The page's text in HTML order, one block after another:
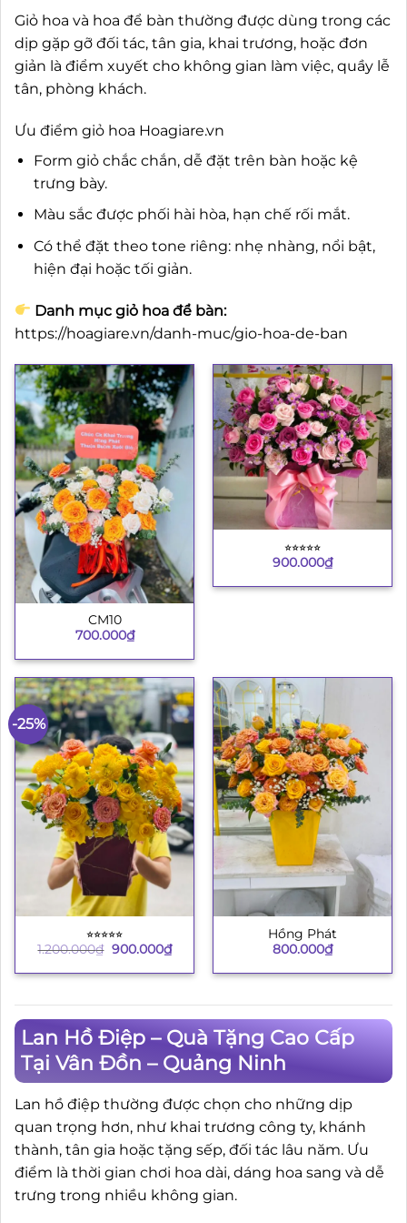
Giỏ hoa và hoa để bàn thường được dùng trong các
dịp gặp gỡ đối tác, tân gia, khai trương, hoặc đơn
giản là điểm xuyết cho không gian làm việc, quầy lễ
tân, phòng khách.
Ưu điểm giỏ hoa Hoagiare.vn
Form giỏ chắc chắn, dễ đặt trên bàn hoặc kệ
trưng bày.
Màu sắc được phối hài hòa, hạn chế rối mắt.
Có thể đặt theo tone riêng: nhẹ nhàng, nổi bật,
hiện đại hoặc tối giản.
Danh mục giỏ hoa để bàn:
https://hoagiare.vn/danh-muc/gio-hoa-de-ban
CM10
700.000₫
⭐︎⭐︎⭐︎⭐︎⭐︎
900.000₫
-25%
⭐︎⭐︎⭐︎⭐︎⭐︎
1.200.000₫ Giá
là:
900.000₫Giá
hiện
tại
Hồng Phát
800.000₫
Lan Hồ Điệp – Quà Tặng Cao Cấp
Tại Vân Đồn – Quảng Ninh
Lan hồ điệp thường được chọn cho những dịp
quan trọng hơn, như khai trương công ty, khánh
thành, tân gia hoặc tặng sếp, đối tác lâu năm. Ưu
điểm là thời gian chơi hoa dài, dáng hoa sang và dễ
trưng trong nhiều không gian.